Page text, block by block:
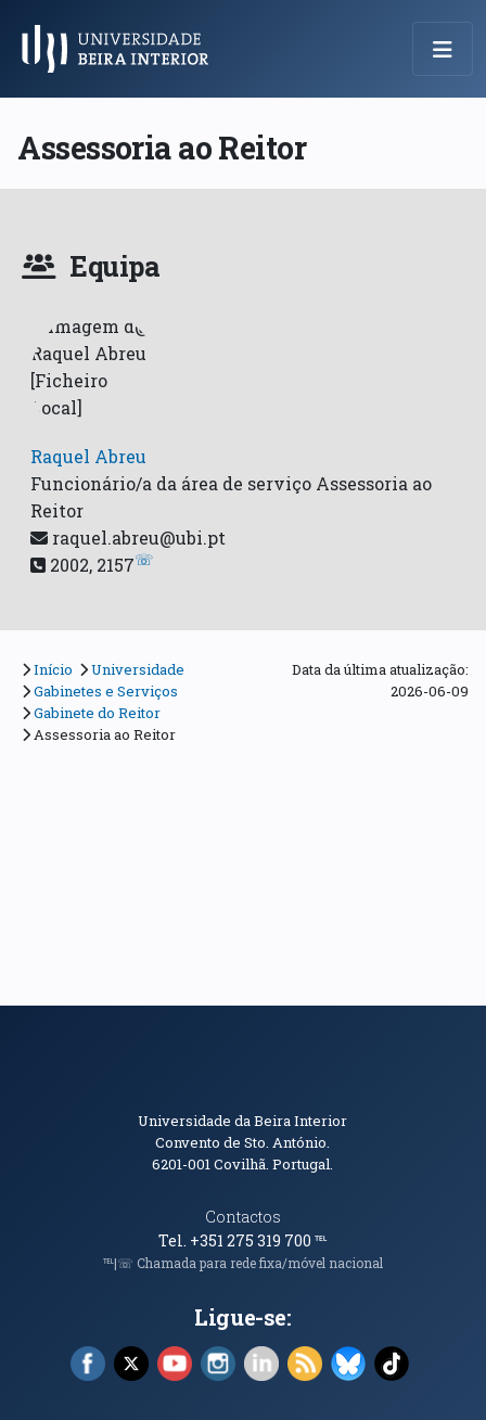
Menu Principal
Assessoria ao Reitor
Equipa
Raquel Abreu
Funcionário/a da área de serviço Assessoria ao
Reitor
raquel.abreu@ubi.pt
2002, 2157☏
Início
Universidade
Gabinetes e Serviços
Gabinete do Reitor
Assessoria ao Reitor
Data da última atualização:
2026-06-09
Informações de Contacto
Universidade da Beira Interior
Convento de Sto. António.
6201-001Covilhã. Portugal.
Contactos
Tel. +351 275 319 700℡
℡|☏ Chamada para rede fixa/móvel nacional
Ligue-se:
Facebook (abre em nova janela)
X (abre em nova janela)
YouTube (abre em nova janela)
Instagram (abre em nova janela)
LinkedIn (abre em nova
RSS (abre em nova
Bluesky (abre
TikTok